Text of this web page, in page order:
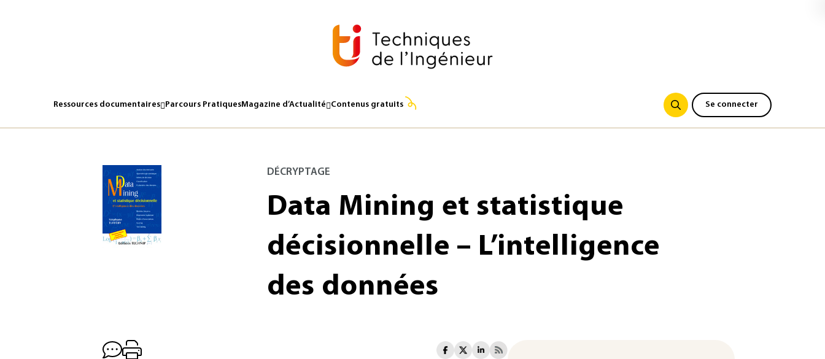
Ressources documentaires Parcours PratiquesMagazine d’Actualité Contenus gratuits Se connecter
DÉCRYPTAGE
Data Mining et statistique
décisionnelle – L’intelligence
des données